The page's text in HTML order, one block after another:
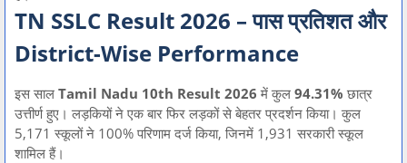
TN SSLC Result 2026 – पास प्रतिशत और
District-Wise Performance
इस साल Tamil Nadu 10th Result 2026 में कुल 94.31% छात्र
उत्तीर्ण हुए। लड़कियों ने एक बार फिर लड़कों से बेहतर प्रदर्शन किया। कुल
5,171 स्कूलों ने 100% परिणाम दर्ज किया, जिनमें 1,931 सरकारी स्कूल
शामिल हैं।